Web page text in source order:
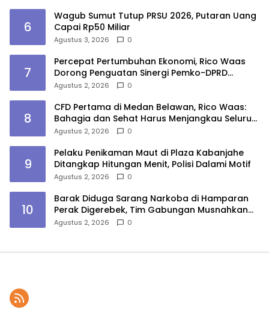
6
Wagub Sumut Tutup PRSU 2026, Putaran Uang
Capai Rp50 Miliar
Agustus 3, 2026 0
7
Percepat Pertumbuhan Ekonomi, Rico Waas
Dorong Penguatan Sinergi Pemko-DPRD
Medan
Agustus 2, 2026 0
8
CFD Pertama di Medan Belawan, Rico Waas:
Bahagia dan Sehat Harus Menjangkau Seluruh
Sudut Kota Medan
Agustus 2, 2026 0
9
Pelaku Penikaman Maut di Plaza Kabanjahe
Ditangkap Hitungan Menit, Polisi Dalami Motif
Agustus 2, 2026 0
10
Barak Diduga Sarang Narkoba di Hamparan
Perak Digerebek, Tim Gabungan Musnahkan
Lokasi
Agustus 2, 2026 0